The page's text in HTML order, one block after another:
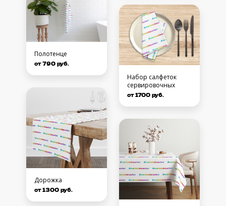
Полотенце
от 790 руб.
Дорожка
от 1300 руб.
Набор салфеток
сервировочных
от 1700 руб.